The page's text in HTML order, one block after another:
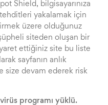
Shield, bilgisayarınıza
yakalamak için
üzere olduğunuz
siteden oluşan bir
ettiğiniz site bu liste
sayfanın anlık
size devam ederek risk
programı yüklü.